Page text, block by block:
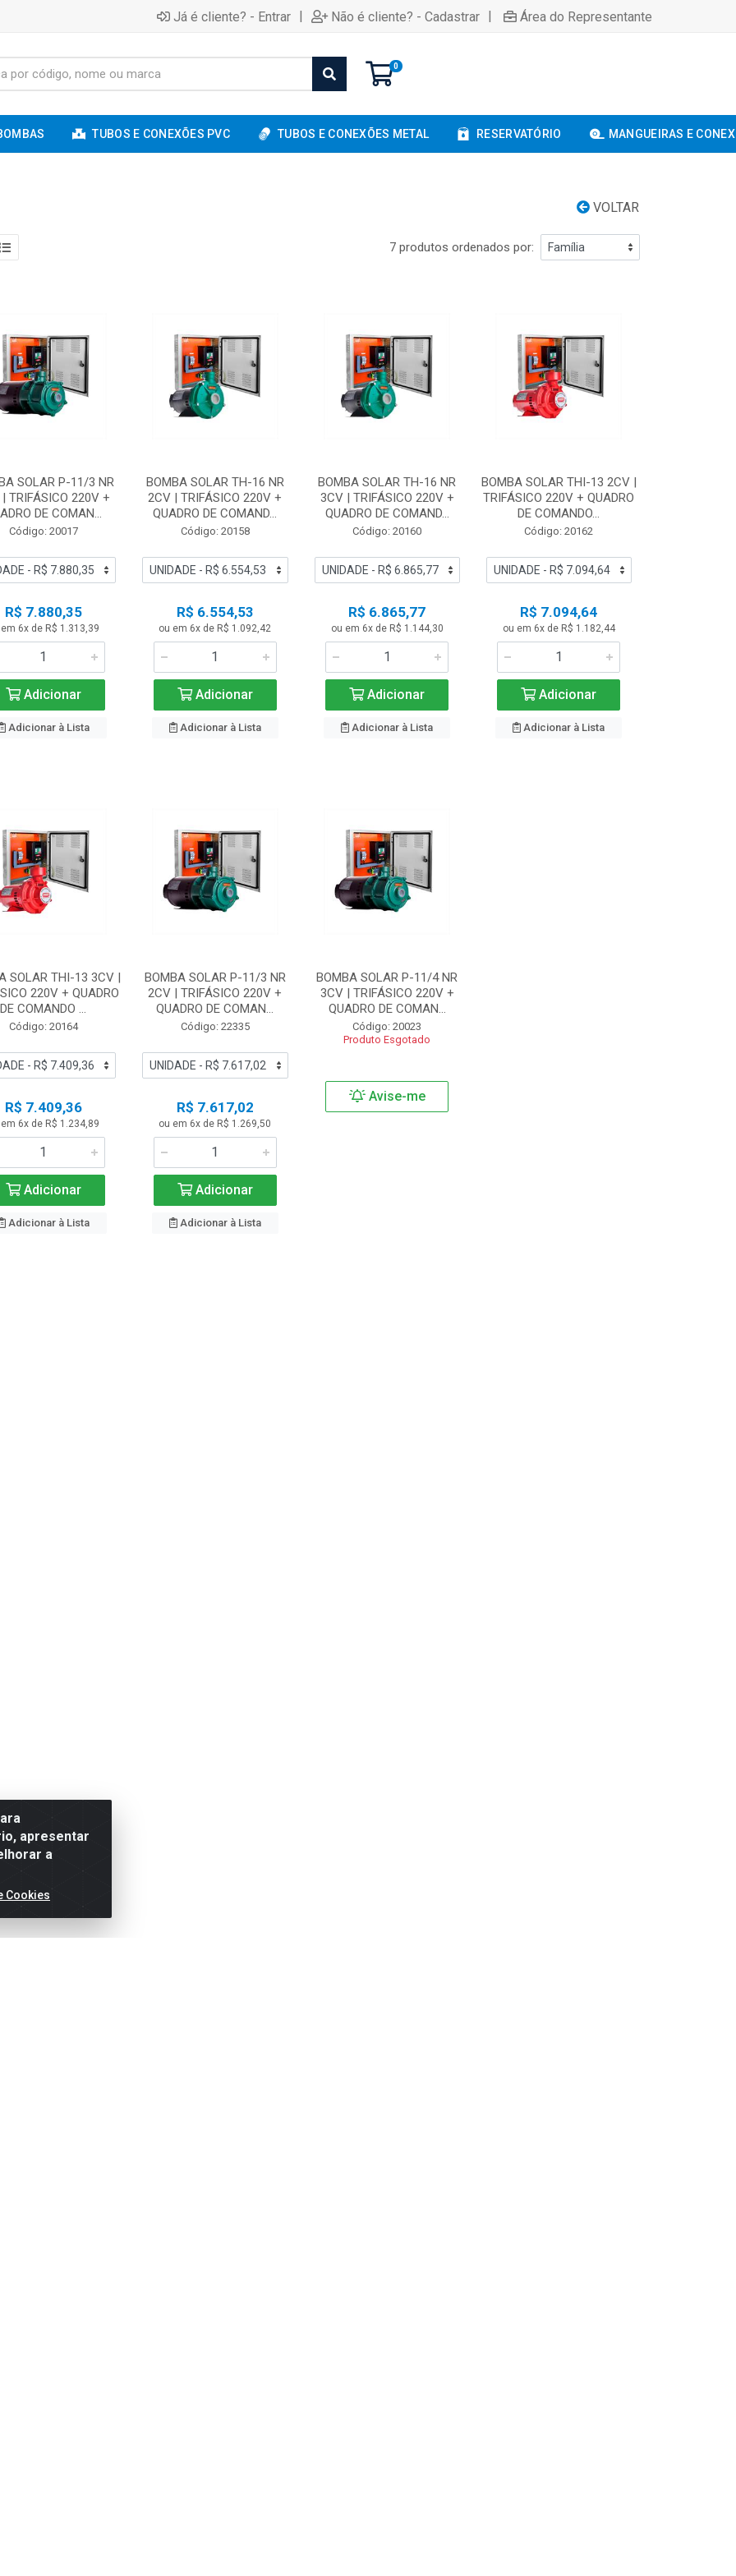
Já é cliente? - Entrar | Não é cliente? - Cadastrar | Área do Representante
0
TUBOS E CONEXÕES PVC TUBOS E CONEXÕES METAL RESERVATÓRIO MANGUEIRAS E
VOLTAR
7 produtos ordenados por:
SOLAR P-11/3 NR
TRIFÁSICO 220V +
DE COMAN...
Código: 20017
R$ 7.880,35
6x de R$ 1.313,39
Adicionar
Adicionar à Lista
BOMBA SOLAR TH-16 NR
2CV | TRIFÁSICO 220V +
QUADRO DE COMAND...
Código: 20158
R$ 6.554,53
ou em 6x de R$ 1.092,42
Adicionar
Adicionar à Lista
BOMBA SOLAR TH-16 NR
3CV | TRIFÁSICO 220V +
QUADRO DE COMAND...
Código: 20160
R$ 6.865,77
ou em 6x de R$ 1.144,30
Adicionar
Adicionar à Lista
BOMBA SOLAR THI-13 2CV |
TRIFÁSICO 220V + QUADRO
DE COMANDO...
Código: 20162
R$ 7.094,64
ou em 6x de R$ 1.182,44
Adicionar
Adicionar à Lista
SOLAR THI-13 3CV |
220V + QUADRO
DE COMANDO ...
Código: 20164
R$ 7.409,36
6x de R$ 1.234,89
Adicionar
Adicionar à Lista
BOMBA SOLAR P-11/3 NR
2CV | TRIFÁSICO 220V +
QUADRO DE COMAN...
Código: 22335
R$ 7.617,02
ou em 6x de R$ 1.269,50
Adicionar
Adicionar à Lista
BOMBA SOLAR P-11/4 NR
3CV | TRIFÁSICO 220V +
QUADRO DE COMAN...
Código: 20023
Produto Esgotado
Avise-me
apresentar
a
Cookies